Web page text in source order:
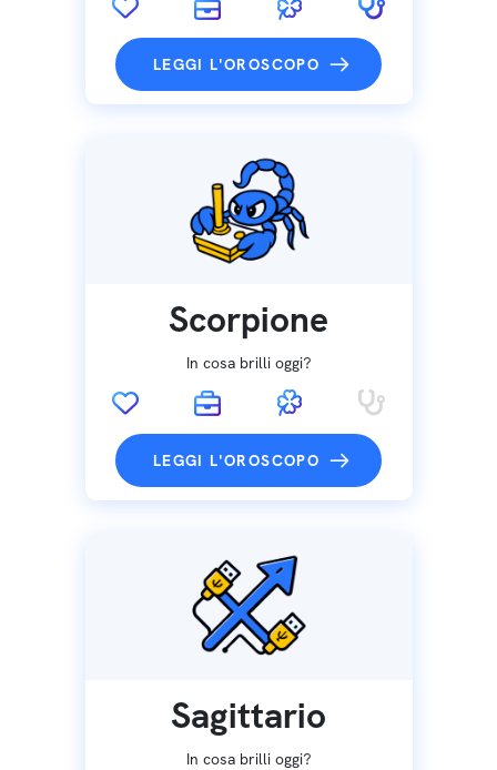
LEGGI L'OROSCOPO
Scorpione
In cosa brilli oggi?
LEGGI L'OROSCOPO
Sagittario
In cosa brilli oggi?